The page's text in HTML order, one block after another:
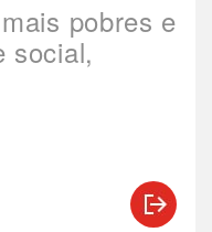
pobres e
social,